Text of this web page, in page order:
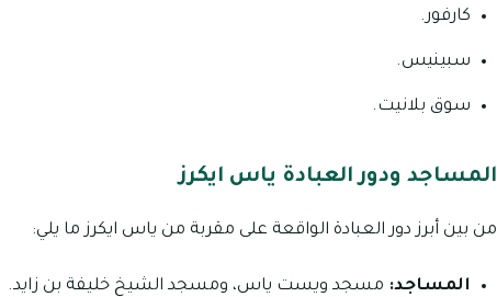
كارفور.
سبينيس.
سوق بلانيت.
المساجد ودور العبادة ياس ايكرز
من بين أبرز دور العبادة الواقعة على مقربة من ياس ايكرز ما يلي:
المساجد: مسجد ويست ياس، ومسجد الشيخ خليفة بن زايد.